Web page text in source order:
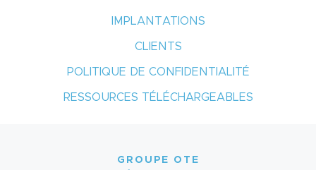
IMPLANTATIONS
CLIENTS
POLITIQUE DE CONFIDENTIALITÉ
RESSOURCES TÉLÉCHARGEABLES
GROUPE OTE